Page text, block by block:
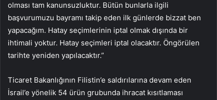
olması tam kanunsuzluktur. Bütün bunlarla ilgili
başvurumuzu bayramı takip eden ilk günlerde bizzat ben
yapacağım. Hatay seçimlerinin iptal olmak dışında bir
ihtimali yoktur. Hatay seçimleri iptal olacaktır. Öngörülen
tarihte yeniden yapılacaktır.”
Ticaret Bakanlığının Filistin’e saldırılarına devam eden
İsrail’e yönelik 54 ürün grubunda ihracat kısıtlaması